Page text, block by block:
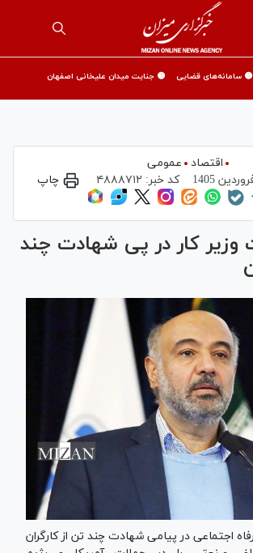
🟡 سامانه‌های قضایی 🟡 جنایت میدان علیخانی اصفهان
اقتصاد
عمومی
کد خبر: ۴۸۸۸۷۱۲ چاپ
وزیر کار در پی شهادت چند
رفاه اجتماعی در پیامی شهادت چند تن از کارگران